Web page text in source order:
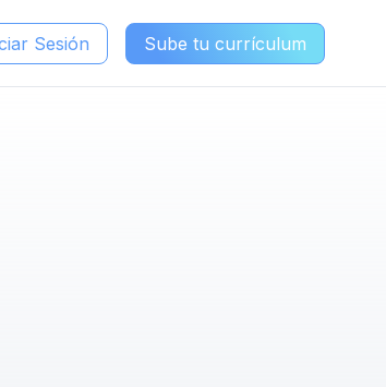
Sesión Sube tu currículum